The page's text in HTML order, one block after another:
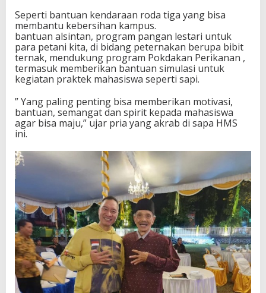
Seperti bantuan kendaraan roda tiga yang bisa
membantu kebersihan kampus.
bantuan alsintan, program pangan lestari untuk
para petani kita, di bidang peternakan berupa bibit
ternak, mendukung program Pokdakan Perikanan ,
termasuk memberikan bantuan simulasi untuk
kegiatan praktek mahasiswa seperti sapi.
” Yang paling penting bisa memberikan motivasi,
bantuan, semangat dan spirit kepada mahasiswa
agar bisa maju,” ujar pria yang akrab di sapa HMS
ini.